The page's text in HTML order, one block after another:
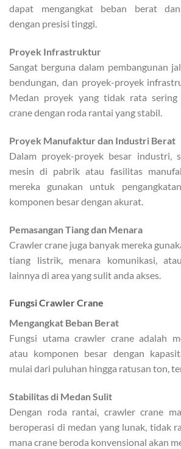
dapat mengangkat beban berat dan
dengan presisi tinggi.
Proyek Infrastruktur
Sangat berguna dalam pembangunan
bendungan, dan proyek-proyek
Medan proyek yang tidak rata sering
crane dengan roda rantai yang stabil.
Proyek Manufaktur dan Industri Berat
Dalam proyek-proyek besar industri,
mesin di pabrik atau fasilitas
mereka gunakan untuk
komponen besar dengan akurat.
Pemasangan Tiang dan Menara
Crawler crane juga banyak mereka
tiang listrik, menara komunikasi,
lainnya di area yang sulit anda akses.
Fungsi Crawler Crane
Mengangkat Beban Berat
Fungsi utama crawler crane adalah
atau komponen besar dengan
mulai dari puluhan hingga ratusan ton,
Stabilitas di Medan Sulit
Dengan roda rantai, crawler crane
beroperasi di medan yang lunak, tidak
mana crane beroda konvensional akan